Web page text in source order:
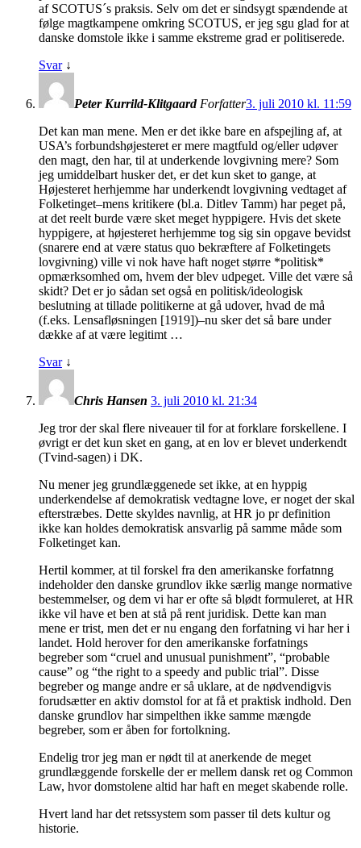
af SCOTUS´s praksis. Selv om det er sindsygt spændende at
følge magtkampene omkring SCOTUS, er jeg sgu glad for at
danske domstole ikke i samme ekstreme grad er politiserede.
Svar ↓
Peter Kurrild-Klitgaard Forfatter3. juli 2010 kl. 11:59
Det kan man mene. Men er det ikke bare en afspejling af, at
USA’s forbundshøjesteret er mere magtfuld og/eller udøver
den magt, den har, til at underkende lovgivning mere? Som
jeg umiddelbart husker det, er det kun sket to gange, at
Højesteret herhjemme har underkendt lovgivning vedtaget af
Folketinget–mens kritikere (bl.a. Ditlev Tamm) har peget på,
at det reelt burde være sket meget hyppigere. Hvis det skete
hyppigere, at højesteret herhjemme tog sig sin opgave bevidst
(snarere end at være status quo bekræftere af Folketingets
lovgivning) ville vi nok have haft noget større *politisk*
opmærksomhed om, hvem der blev udpeget. Ville det være så
skidt? Det er jo sådan set også en politisk/ideologisk
beslutning at tillade politikerne at gå udover, hvad de må
(f.eks. Lensafløsningen [1919])–nu sker det så bare under
dække af at være legitimt …
Svar ↓
Chris Hansen 3. juli 2010 kl. 21:34
Jeg tror der skal flere niveauer til for at forklare forskellene. I
øvrigt er det kun sket en gang, at en lov er blevet underkendt
(Tvind-sagen) i DK.
Nu mener jeg grundlæggenede set ikke, at en hyppig
underkendelse af demokratisk vedtagne love, er noget der skal
efterstræbes. Dette skyldes navnlig, at HR jo pr definition
ikke kan holdes demokratisk ansvarlig på samme måde som
Folketinget kan.
Hertil kommer, at til forskel fra den amerikanske forfatnng
indeholder den danske grundlov ikke særlig mange normative
bestemmelser, og dem vi har er ofte så blødt formuleret, at HR
ikke vil have et ben at stå på rent juridisk. Dette kan man
mene er trist, men det er nu engang den forfatning vi har her i
landet. Hold herover for den amerikanske forfatnings
begreber som “cruel and unusual punishment”, “probable
cause” og “the right to a speedy and public trial”. Disse
begreber og mange andre er så uklare, at de nødvendigvis
forudsætter en aktiv domstol for at få et praktisk indhold. Den
danske grundlov har simpelthen ikke samme mængde
begreber, som er åben for fortolkning.
Endelig tror jeg man er nødt til at anerkende de meget
grundlæggende forskelle der er mellem dansk ret og Common
Law, hvor domstolene altid har haft en meget skabende rolle.
Hvert land har det retssystem som passer til dets kultur og
historie.